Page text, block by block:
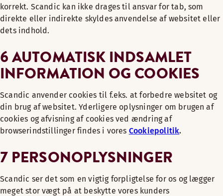
korrekt. Scandic kan ikke drages til ansvar for tab, som
direkte eller indirekte skyldes anvendelse af websitet eller
dets indhold.
6 AUTOMATISK INDSAMLET
INFORMATION OG COOKIES
Scandic anvender cookies til f.eks. at forbedre websitet og
din brug af websitet. Yderligere oplysninger om brugen af
cookies og afvisning af cookies ved ændring af
browserindstillinger findes i vores Cookiepolitik.
7 PERSONOPLYSNINGER
Scandic ser det som en vigtig forpligtelse for os og lægger
meget stor vægt på at beskytte vores kunders